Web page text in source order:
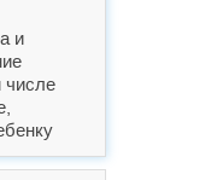
и
числе